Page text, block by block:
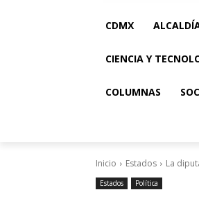
CDMX
CIENCIA Y
COLUMNAS
Inicio Estados La
Estados Política